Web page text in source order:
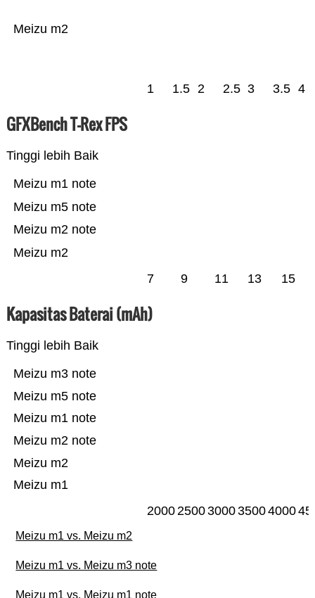
Meizu m2
1 1.5 2 2.5 3 3.5 4
GFXBench T-Rex FPS
Tinggi lebih Baik
Meizu m2
Meizu m2 note
Meizu m5 note
Meizu m1 note
7 9 11 13 15
Kapasitas Baterai (mAh)
Tinggi lebih Baik
Meizu m1
Meizu m2
Meizu m2 note
Meizu m1 note
Meizu m5 note
Meizu m3 note
20002500300035004000
Meizu m1 vs. Meizu m2
Meizu m1 vs. Meizu m3 note
Meizu m1 vs. Meizu m1 note